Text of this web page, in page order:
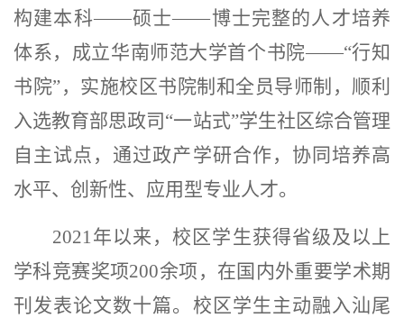
构建本科——硕士——博士完整的人才培养
体系，成立华南师范大学首个书院——“行知
书院”，实施校区书院制和全员导师制，顺利
入选教育部思政司 “一站式”学生社区综合管理
自主试点，通过政产学研合作，协同培养高
水平、创新性、应用型专业人才。
2021 年以来，校区学生获得省级及以上
学科竞赛奖项200余项，在国内外重要学术期
刊发表论文数十篇。校区学生主动融入汕尾